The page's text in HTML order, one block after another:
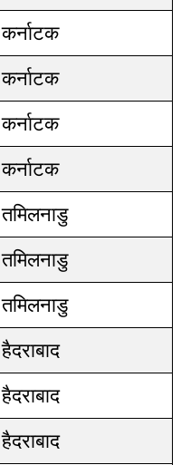
कर्नाटक
कर्नाटक
कर्नाटक
कर्नाटक
तमिलनाडु
तमिलनाडु
तमिलनाडु
हैदराबाद
हैदराबाद
हैदराबाद